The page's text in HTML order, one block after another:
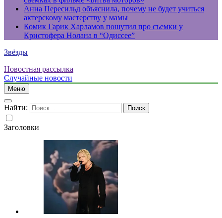
Анна Пересильд объяснила, почему не будет учиться
актерскому мастерству у мамы
Комик Гарик Харламов пошутил про съемки у
Кристофера Нолана в “Одиссее”
Звёзды
Новостная рассылка
Случайные новости
Меню
Найти:
Заголовки